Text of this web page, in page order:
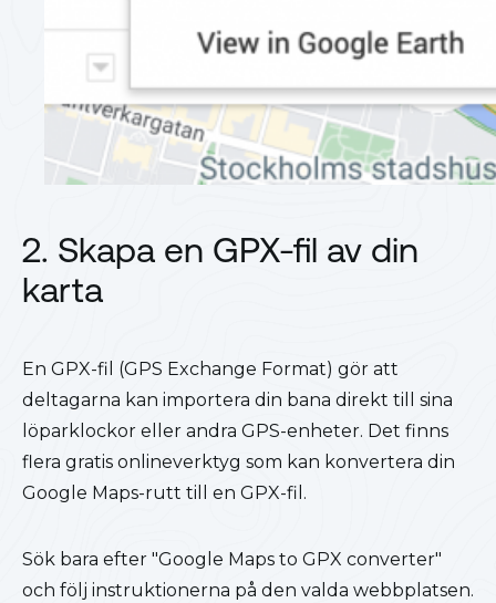
2. Skapa en GPX-fil av din
karta
En GPX-fil (GPS Exchange Format) gör att
deltagarna kan importera din bana direkt till sina
löparklockor eller andra GPS-enheter. Det finns
flera gratis onlineverktyg som kan konvertera din
Google Maps-rutt till en GPX-fil.
Sök bara efter "Google Maps to GPX converter"
och följ instruktionerna på den valda webbplatsen.